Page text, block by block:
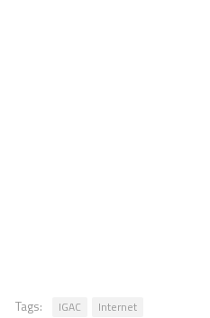
Tags: IGAC Internet